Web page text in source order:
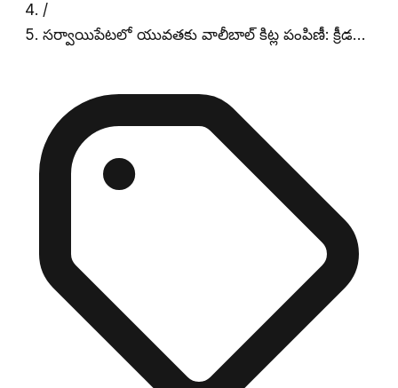
/
సర్వాయిపేటలో యువతకు వాలీబాల్ కిట్ల పంపిణీ: క్రీడ…